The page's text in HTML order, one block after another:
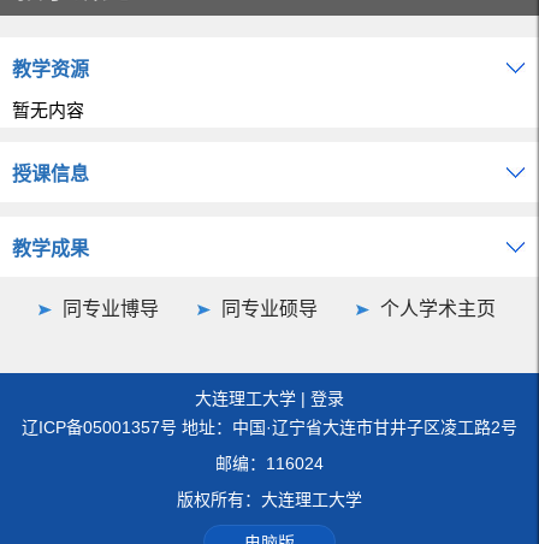
教学资源
暂无内容
授课信息
教学成果
同专业博导 同专业硕导 个人学术主页
大连理工大学 | 登录
辽ICP备05001357号 地址：中国·辽宁省大连市甘井子区凌工路2号
邮编：116024
版权所有：大连理工大学